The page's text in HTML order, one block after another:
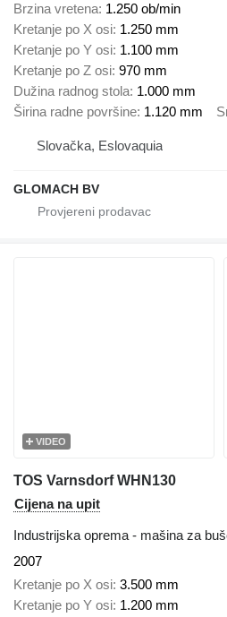
Brzina vretena 1.250 ob/min
Kretanje po X osi 1.250 mm
Kretanje po Y osi 1.100 mm
Kretanje po Z osi 970 mm
Dužina radnog stola 1.000 mm
Širina radne površine 1.120 mm
Slovačka, Eslovaquia
GLOMACH BV
VIDEO
TOS Varnsdorf WHN130
Cijena na upit
Industrijska oprema - mašina za
2007
Kretanje po X osi 3.500 mm
Kretanje po Y osi 1.200 mm